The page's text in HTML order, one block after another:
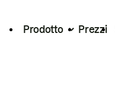
Prodotto Prezzi